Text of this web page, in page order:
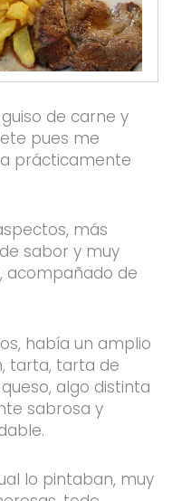
de carne y
pues me
prácticamente
más
sabor y muy
acompañado de
había un amplio
tarta, tarta de
algo distinta
sabrosa y
lo pintaban, muy